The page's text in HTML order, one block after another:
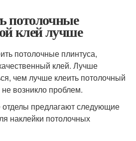
потолочные
клей лучше
потолочные плинтуса,
клей. Лучше
чем лучше клеить потолочный
возникло проблем.
предлагают следующие
наклейки потолочных